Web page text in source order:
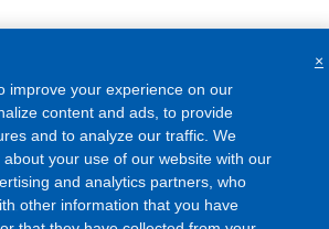
improve your experience on our
content and ads, to provide
and to analyze our traffic. We
your use of our website with our
and analytics partners, who
other information that you have
×